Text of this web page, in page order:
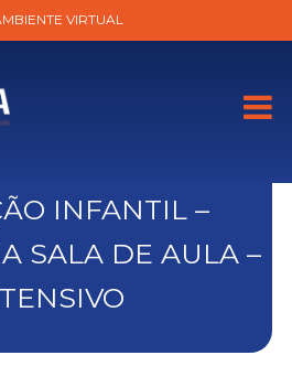
VIRTUAL
INFANTIL –
SALA DE AULA –